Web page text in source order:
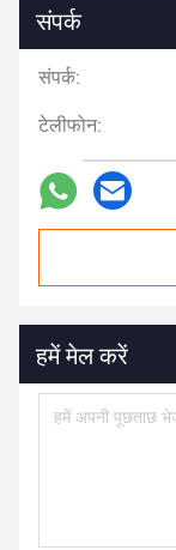
संपर्क
संपर्क:
टेलीफोन:
हमें मेल करें